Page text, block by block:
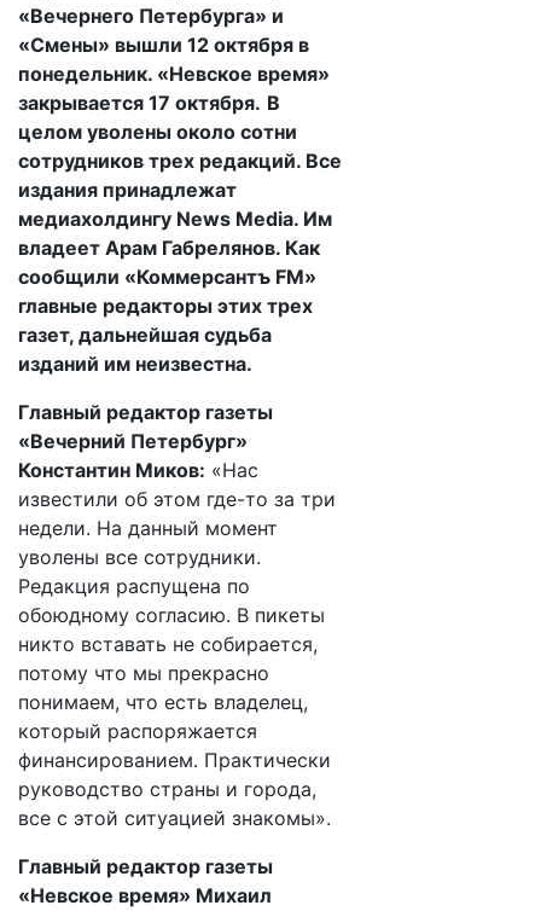
«Вечернего Петербурга» и
«Смены» вышли 12 октября в
понедельник. «Невское время»
закрывается 17 октября. В
целом уволены около сотни
сотрудников трех редакций. Все
издания принадлежат
медиахолдингу News Media. Им
владеет Арам Габрелянов. Как
сообщили «Коммерсантъ FM»
главные редакторы этих трех
газет, дальнейшая судьба
изданий им неизвестна.
Главный редактор газеты
«Вечерний Петербург»
Константин Миков: «Нас
известили об этом где-то за три
недели. На данный момент
уволены все сотрудники.
Редакция распущена по
обоюдному согласию. В пикеты
никто вставать не собирается,
потому что мы прекрасно
понимаем, что есть владелец,
который распоряжается
финансированием. Практически
руководство страны и города,
все с этой ситуацией знакомы».
Главный редактор газеты
«Невское время» Михаил